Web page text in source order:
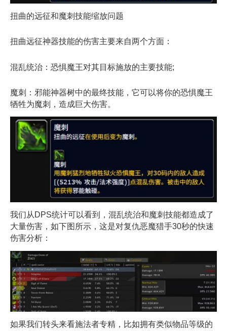
扭曲的远征和魔刺技能缩放问题
扭曲远征神器技能的伤害主要来自两个方面：
混乱统治：恐惧魔王对其目标施放的主要技能;
魔刺：邪能神器树中的最终技能，它可以将你的恐惧魔王
牺牲为魔刺，造成巨大伤害。
我们从DPS统计可以看到，混乱统治和魔刺技能都造成了
大量伤害，如下图所示，这是对复仇恶魔猎手30秒的快速
伤害分析：
如果我们转头来看施法者专精，比如拥有类似物品等级的